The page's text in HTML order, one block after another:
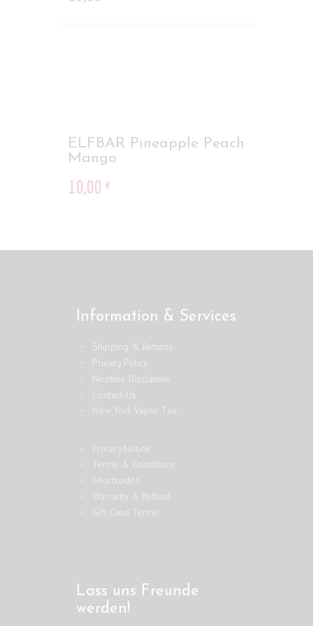
ELFBAR Pineapple Peach
Mango
10,00 €
Information & Services
Shipping & Returns
Privacy Policy
Nicotine Disclaimer
Contact Us
New York Vapor Tax
Privacy Notice
Terms & Conditions
Shortcodes
Warranty & Refund
Gift Card Terms
Lass uns Freunde
werden!